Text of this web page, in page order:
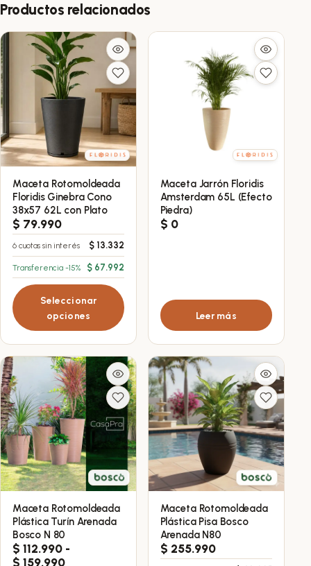
Productos relacionados
Maceta Rotomoldeada
Floridis Ginebra Cono
38x57 62L con Plato
$ 79.990
6 cuotas sin interés $ 13.332
Transferencia -15% $ 67.992
Seleccionar
opciones
Este
producto
tiene
múltiples
variantes.
Las
opciones
se
pueden
elegir
en
la
página
de
producto
Maceta Jarrón Floridis
Amsterdam 65L (Efecto
Piedra)
$ 0
Leer más
Maceta Rotomoldeada
Plástica Turín Arenada
Bosco N 80
$ 112.990 -
$ 159.990Rango
Este
producto
tiene
múltiples
Maceta Rotomoldeada
Plástica Pisa Bosco
Arenada N80
$ 255.990
Este
producto
tiene
múltiples